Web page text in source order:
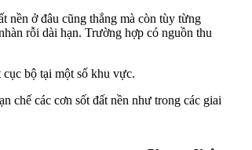
nền ở đâu cũng thắng mà còn tùy từng
rỗi dài hạn. Trường hợp có nguồn thu
bộ tại một số khu vực.
chế các cơn sốt đất nền như trong các giai